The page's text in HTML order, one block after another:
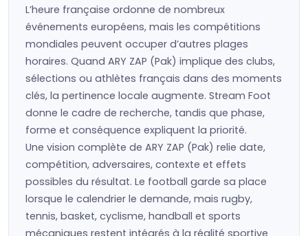
L’heure française ordonne de nombreux
événements européens, mais les compétitions
mondiales peuvent occuper d’autres plages
horaires. Quand ARY ZAP (Pak) implique des clubs,
sélections ou athlètes français dans des moments
clés, la pertinence locale augmente. Stream Foot
donne le cadre de recherche, tandis que phase,
forme et conséquence expliquent la priorité.
Une vision complète de ARY ZAP (Pak) relie date,
compétition, adversaires, contexte et effets
possibles du résultat. Le football garde sa place
lorsque le calendrier le demande, mais rugby,
tennis, basket, cyclisme, handball et sports
mécaniques restent intégrés à la réalité sportive